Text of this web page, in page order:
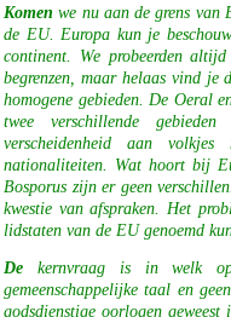
Komen we nu aan de grens van
de EU. Europa kun je
continent. We probeerden
begrenzen, maar helaas vind je
homogene gebieden. De Oeral
twee verschillende
verscheidenheid aan
nationaliteiten. Wat hoort bij
Bosporus zijn er geen
kwestie van afspraken. Het
lidstaten van de EU genoemd
De kernvraag is in welk
gemeenschappelijke taal en
godsdienstige oorlogen geweest